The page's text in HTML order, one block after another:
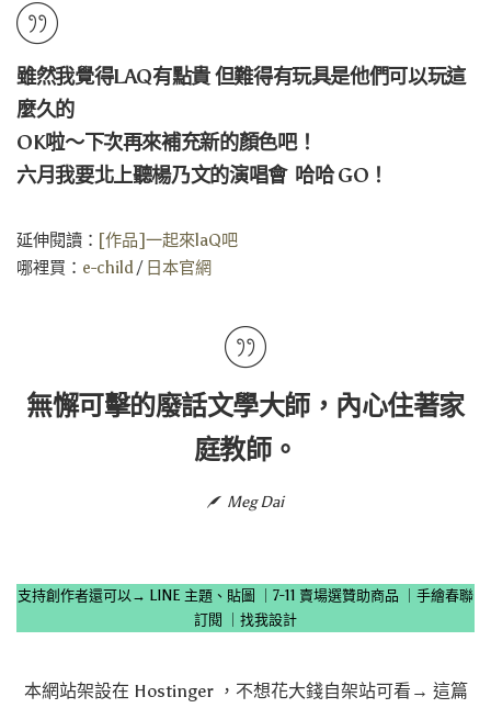
雖然我覺得LAQ有點貴 但難得有玩具是他們可以玩這
麼久的
OK啦～下次再來補充新的顏色吧！
六月我要北上聽楊乃文的演唱會 哈哈 GO！
延伸閱讀： [作品]一起來laQ吧
哪裡買： e-child / 日本官網
無懈可擊的廢話文學大師，內心住著家
庭教師。
Meg Dai
支持創作者還可以→ LINE 主題、貼圖 7-11 賣場選贊助商品
手繪春聯
訂閱
找我設計
本網站架設在 Hostinger，不想花大錢自架站可看→ 這篇